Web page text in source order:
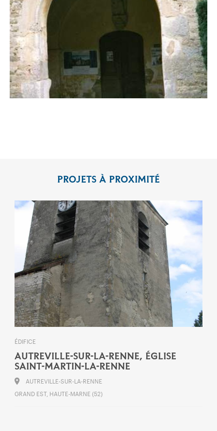
PROJETS À PROXIMITÉ
ÉDIFICE
AUTREVILLE-SUR-LA-RENNE, ÉGLISE
SAINT-MARTIN-LA-RENNE
AUTREVILLE-SUR-LA-RENNE
GRAND EST, HAUTE-MARNE (52)